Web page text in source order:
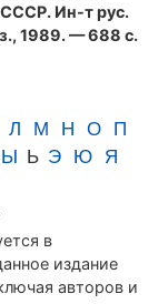
СССР. Ин-т рус.
1989. — 688 с.
Л М Н О П
Ы Ь Э Ю Я
в
издание
авторов и